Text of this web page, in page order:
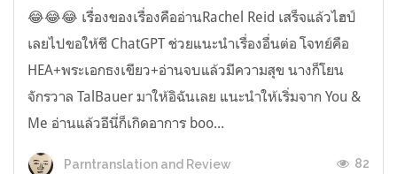
😂😂😂 เรื่องของเรื่องคืออ่านRachel Reid เสร็จแล้วไฮป์
เลยไปขอให้ชี ChatGPT ช่วยแนะนำเรื่องอื่นต่อ โจทย์คือ
HEA+พระเอกธงเขียว+อ่านจบแล้วมีความสุข นางก็โยน
จักรวาล TalBauer มาให้อิฉันเลย แนะนำให้เริ่มจาก You &
Me อ่านแล้วอีนี่ก็เกิดอาการ boo...
Parntranslation and Review 82